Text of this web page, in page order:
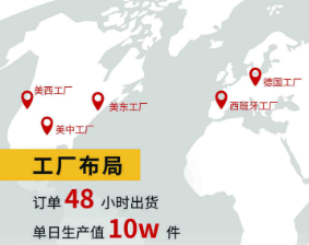
不要被表面的需求数据迷惑
要深入分析差评中反映的产品缺陷
评估自身是否具备解决这些问题的
计算真实的投入产出比
建议新手卖家：